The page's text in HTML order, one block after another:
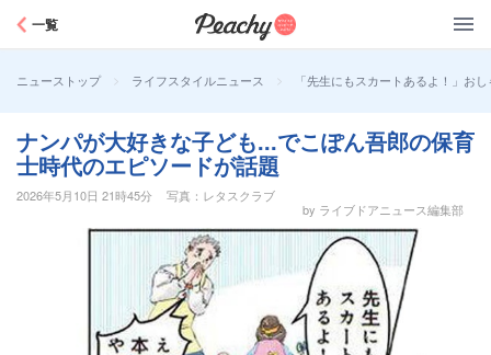
一覧
ニューストップ > ライフスタイルニュース > 「先生にもスカートあるよ！」お
ナンパが大好きな子ども...でこぽん吾郎の保育
士時代のエピソードが話題
2026年5月10日 21時45分
写真：レタスクラブ
by ライブドアニュース編集部